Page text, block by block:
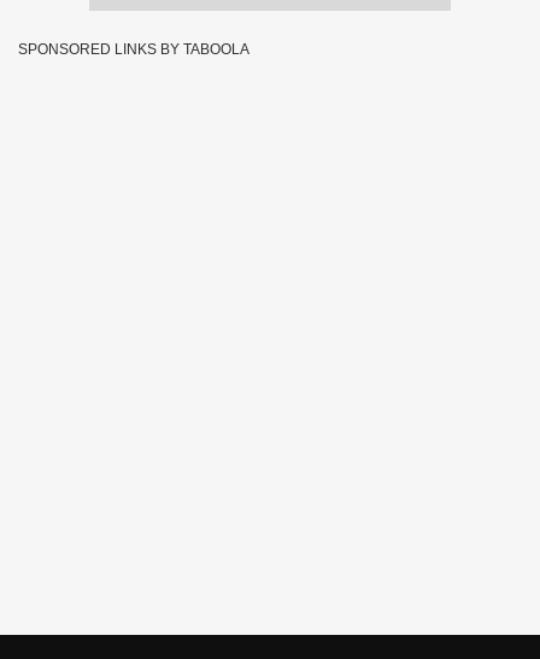
SPONSORED LINKS BY TABOOLA